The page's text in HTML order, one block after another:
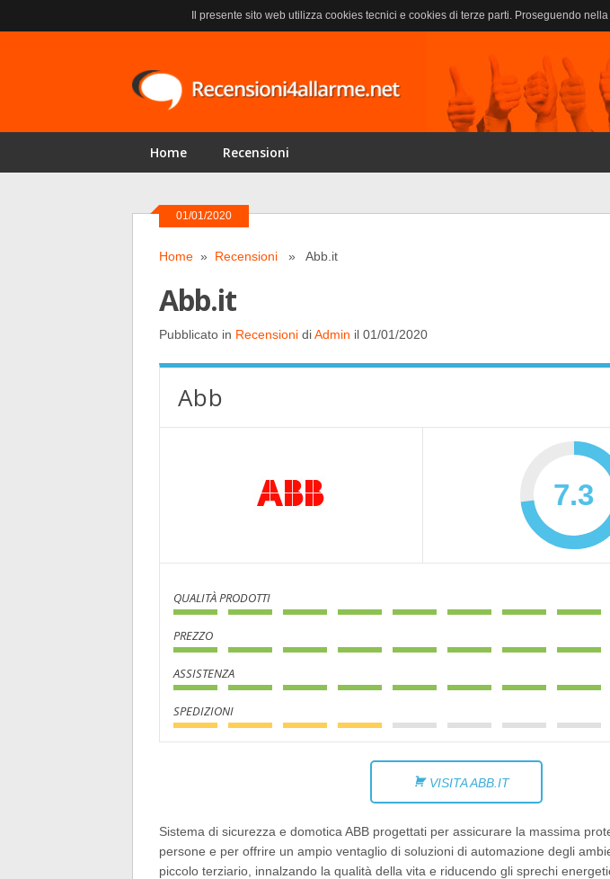
Il presente sito web utilizza cookies tecnici e cookies di terze parti. Proseguendo
Home Recensioni
01/01/2020
Home» Recensioni» Abb.it
Abb.it
Pubblicato in RecensionidiAdmin il 01/01/2020
Abb
7.3
QUALITÀ PRODOTTI
PREZZO
ASSISTENZA
SPEDIZIONI
VISITA ABB.IT
Sistema di sicurezza e domotica ABB progettati per assicurare la massima
persone e per offrire un ampio ventaglio di soluzioni di automazione degli
piccolo terziario, innalzando la qualità della vita e riducendo gli sprechi